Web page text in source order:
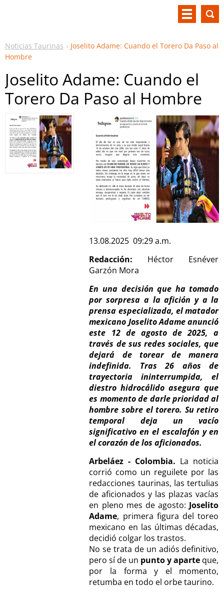
Noticias Taurinas
Joselito Adame: Cuando el Torero Da Paso al
Hombre
Joselito Adame: Cuando el
Torero Da Paso al Hombre
13.08.2025 09:29 a.m.
Redacción: Héctor Esnéver
Garzón Mora
En una decisión que ha tomado
por sorpresa a la afición y a la
prensa especializada, el matador
mexicano Joselito Adame anunció
este 12 de agosto de 2025, a
través de sus redes sociales, que
dejará de torear de manera
indefinida. Tras 26 años de
trayectoria ininterrumpida, el
diestro hidrocálido asegura que
es momento de darle prioridad al
hombre sobre el torero. Su retiro
temporal deja un vacío
significativo en el escalafón y en
el corazón de los aficionados.
Arbeláez - Colombia. La noticia
corrió como un reguilete por las
redacciones taurinas, las tertulias
de aficionados y las plazas vacías
en pleno mes de agosto: Joselito
Adame, primera figura del toreo
mexicano en las últimas décadas,
decidió colgar los trastos.
No se trata de un adiós definitivo,
pero sí de un punto y aparte que,
por la forma y el momento,
retumba en todo el orbe taurino.